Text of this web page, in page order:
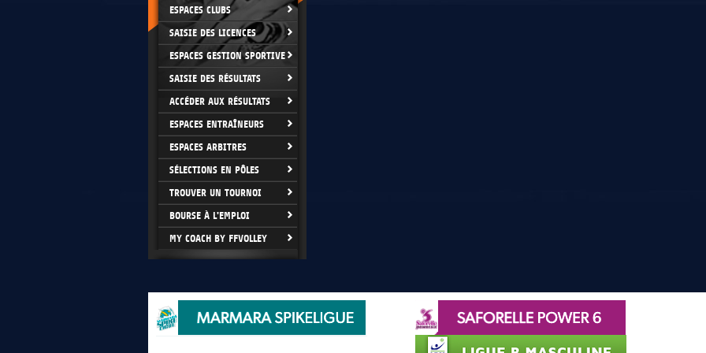
ESPACES CLUBS
SAISIE DES LICENCES
ESPACES GESTION SPORTIVE
SAISIE DES RÉSULTATS
ACCÉDER AUX RÉSULTATS
ESPACES ENTRAÎNEURS
ESPACES ARBITRES
SÉLECTIONS EN PÔLES
TROUVER UN TOURNOI
BOURSE À L'EMPLOI
MY COACH BY FFVOLLEY